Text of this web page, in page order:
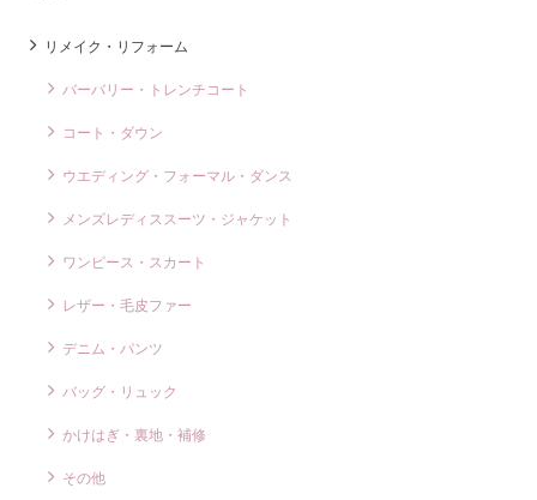
リメイク・リフォーム
バーバリー・トレンチコート
コート・ダウン
ウエディング・フォーマル・ダンス
メンズレディススーツ・ジャケット
ワンピース・スカート
レザー・毛皮ファー
デニム・パンツ
バッグ・リュック
かけはぎ・裏地・補修
その他